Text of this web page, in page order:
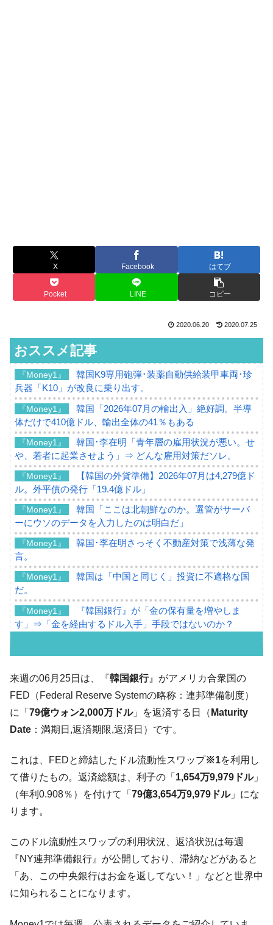
X Facebook はてブ
Pocket LINE コピー
2020.06.20 2020.07.25
おススメ記事
『Money1』
韓国K9専用砲弾･装薬自動供給装甲車両･珍
兵器「K10」が改良に乗り出す。
『Money1』
韓国「2026年07月の輸出入」絶好調。半導
体だけで410億ドル、輸出全体の41％もある
『Money1』
韓国･李在明「青年層の雇用状況が悪い。せ
や、若者に起業させよう」⇒ どんな雇用対策だソレ。
『Money1』
【韓国の外貨準備】2026年07月は4,279億ド
ル。外平債の発行「19.4億ドル」
『Money1』
韓国「ここは北朝鮮なのか。選管がサーバ
ーにウソのデータを入力したのは明白だ」
『Money1』
韓国･李在明さっそく不動産対策で浅薄な発
言。
『Money1』
韓国は「中国と同じく」投資に不適格な国
だ。
『Money1』
『韓国銀行』が「金の保有量を増やしま
す」⇒「金を経由するドル入手」手段ではないのか？
ル」まで拡大 ⇒ 海外資金の動きに強く左右される状態
『Money1』
韓国･帰ってきた李在明。李在明を支持しな
い「50.5％」に上昇
『Money1』
韓国大統領府ボンクラ政策室長が告発され
た ⇒ 国家が行った恐るべき株価操作であり、空前の国政壟
『Money1』
韓国･警察職員が「丸刈りになって抗議活
動」
『Money1』
中国だけが鉄鋼輸出を異常増加させる ⇒ 中
国の過剰生産が世界を蝕む。
種は全般的「不調」⇒ PSIが示す現況は決して良くない。
『Money1』
【米韓激突案件】韓国消費者院が『クーパ
ン』1人当たり賠償10万ウォンを認定 ⇒ 総額3兆7,000億
『Money1』 韓国で猛暑。南東部では干ばつ
来週の06月25日は、『韓国銀行』がアメリカ合衆国の
FED（Federal Reserve Systemの略称：連邦準備制度）
に「 79億ウォン2,000万ドル」を返済する日（ Maturity
Date ：満期日,返済期限,返済日）です。
これは、FEDと締結したドル流動性スワップ※1を利用し
て借りたもの。返済総額は、利子の「 1,654万9,979ドル」
（年利0.908％）を付けて「 79億3,654万9,979ドル」にな
ります。
このドル流動性スワップの利用状況、返済状況は毎週
『NY連邦準備銀行』が公開しており、滞納などがあると
「あ、この中央銀行はお金を返してない！」などと世界中
に知られることになります。